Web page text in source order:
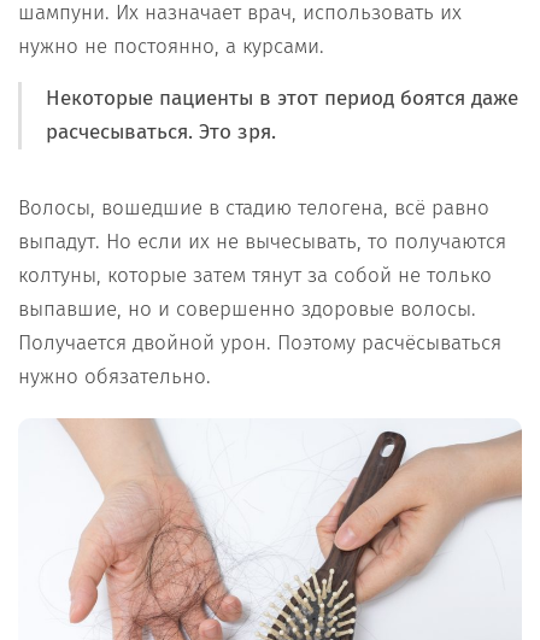
шампуни. Их назначает врач, использовать их
нужно не постоянно, а курсами.
Некоторые пациенты в этот период боятся даже
расчесываться. Это зря.
Волосы, вошедшие в стадию телогена, всё равно
выпадут. Но если их не вычесывать, то получаются
колтуны, которые затем тянут за собой не только
выпавшие, но и совершенно здоровые волосы.
Получается двойной урон. Поэтому расчёсываться
нужно обязательно.